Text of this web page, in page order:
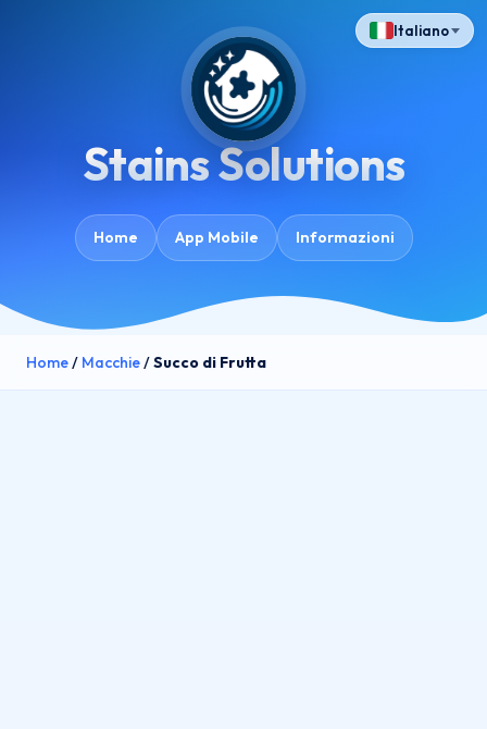
Italiano
Stains Solutions
Home App Mobile Informazioni
Home/ Macchie/Succo di Frutta